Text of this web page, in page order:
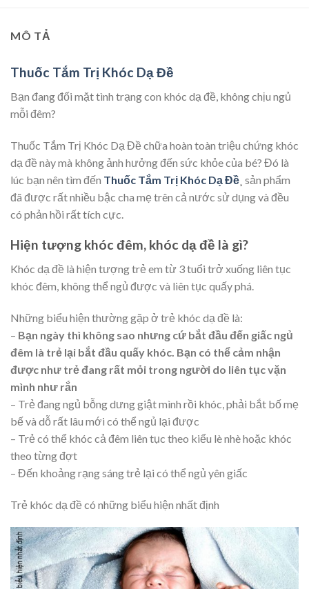
MÔ TẢ
Thuốc Tắm Trị Khóc Dạ Đề
Bạn đang đối mặt tình trạng con khóc dạ đề, không chịu ngủ
mỗi đêm?
Thuốc Tắm Trị Khóc Dạ Đề chữa hoàn toàn triệu chứng khóc
dạ đề này mà không ảnh hưởng đến sức khỏe của bé? Đó là
lúc bạn nên tìm đến Thuốc Tắm Trị Khóc Dạ Đề ¸ sản phẩm
đã được rất nhiều bậc cha mẹ trên cả nước sử dụng và đều
có phản hồi rất tích cực.
Hiện tượng khóc đêm, khóc dạ đề là gì?
Khóc dạ đề là hiện tượng trẻ em từ 3 tuổi trở xuống liên tục
khóc đêm, không thể ngủ được và liên tục quấy phá.
Những biểu hiện thường gặp ở trẻ khóc dạ đề là:
– Bạn ngày thì không sao nhưng cứ bắt đầu đến giấc ngủ
đêm là trẻ lại bắt đầu quấy khóc. Bạn có thể cảm nhận
được như trẻ đang rất mỏi trong người do liên tục vặn
mình như rắn
– Trẻ đang ngủ bỗng dưng giật mình rồi khóc, phải bắt bố mẹ
bế và dỗ rất lâu mới có thể ngủ lại được
– Trẻ có thể khóc cả đêm liên tục theo kiểu lè nhè hoặc khóc
theo từng đợt
– Đến khoảng rạng sáng trẻ lại có thể ngủ yên giấc
Trẻ khóc dạ đề có những biểu hiện nhất định